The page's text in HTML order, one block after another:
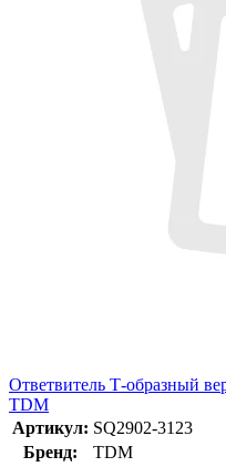
Ответвитель Т-образный
TDM
Артикул: SQ2902-3123
Бренд:
TDM